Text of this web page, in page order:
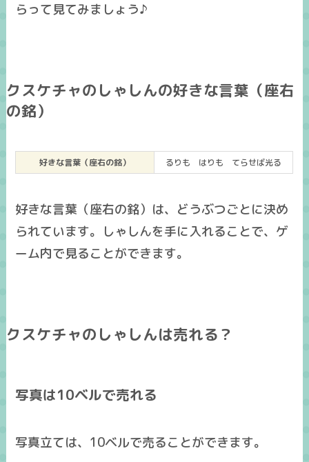
らって見てみましょう♪
クスケチャのしゃしんの好きな言葉（座右
の銘）
好きな言葉（座右の銘） るりも はりも てらせば光る
好きな言葉（座右の銘）は、どうぶつごとに決め
られています。しゃしんを手に入れることで、ゲ
ーム内で見ることができます。
クスケチャのしゃしんは売れる？
写真は10ベルで売れる
写真立ては、10ベルで売ることができます。